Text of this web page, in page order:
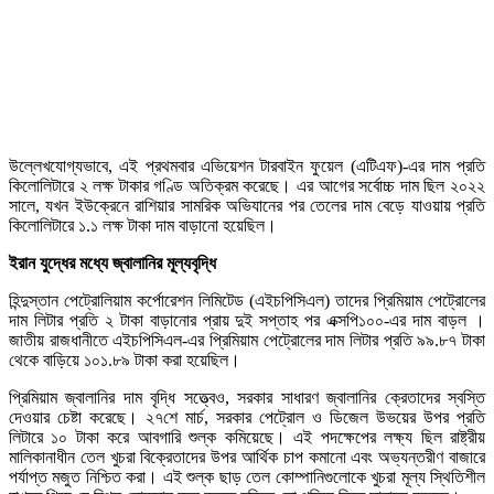
উল্লেখযোগ্যভাবে, এই প্রথমবার এভিয়েশন টারবাইন ফুয়েল (এটিএফ)-এর দাম প্রতি
কিলোলিটারে ২ লক্ষ টাকার গণ্ডি অতিক্রম করেছে। এর আগের সর্বোচ্চ দাম ছিল ২০২২
সালে, যখন ইউক্রেনে রাশিয়ার সামরিক অভিযানের পর তেলের দাম বেড়ে যাওয়ায় প্রতি
কিলোলিটারে ১.১ লক্ষ টাকা দাম বাড়ানো হয়েছিল।
ইরান যুদ্ধের মধ্যে জ্বালানির মূল্যবৃদ্ধি
হিন্দুস্তান পেট্রোলিয়াম কর্পোরেশন লিমিটেড (এইচপিসিএল) তাদের প্রিমিয়াম পেট্রোলের
দাম লিটার প্রতি ২ টাকা বাড়ানোর প্রায় দুই সপ্তাহ পর এক্সপি১০০-এর দাম বাড়ল ।
জাতীয় রাজধানীতে এইচপিসিএল-এর প্রিমিয়াম পেট্রোলের দাম লিটার প্রতি ৯৯.৮৭ টাকা
থেকে বাড়িয়ে ১০১.৮৯ টাকা করা হয়েছিল।
প্রিমিয়াম জ্বালানির দাম বৃদ্ধি সত্ত্বেও, সরকার সাধারণ জ্বালানির ক্রেতাদের স্বস্তি
দেওয়ার চেষ্টা করেছে। ২৭শে মার্চ, সরকার পেট্রোল ও ডিজেল উভয়ের উপর প্রতি
লিটারে ১০ টাকা করে আবগারি শুল্ক কমিয়েছে। এই পদক্ষেপের লক্ষ্য ছিল রাষ্ট্রীয়
মালিকানাধীন তেল খুচরা বিক্রেতাদের উপর আর্থিক চাপ কমানো এবং অভ্যন্তরীণ বাজারে
পর্যাপ্ত মজুত নিশ্চিত করা। এই শুল্ক ছাড় তেল কোম্পানিগুলোকে খুচরা মূল্য স্থিতিশীল